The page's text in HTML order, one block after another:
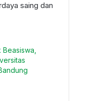
saing dan